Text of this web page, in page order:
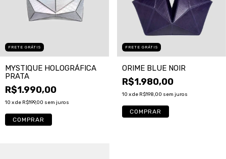
FRETE GRÁTIS
MYSTIQUE HOLOGRÁFICA
PRATA
R$1.990,00
10 x de R$199,00 sem juros
COMPRAR
FRETE GRÁTIS
ORIME BLUE NOIR
R$1.980,00
10 x de R$198,00 sem juros